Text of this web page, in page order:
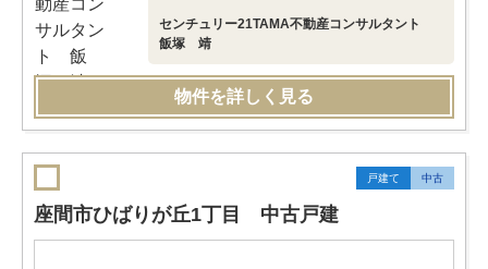
センチュリー21TAMA不動産コンサルタント
飯塚 靖
物件を詳しく見る
戸建て 中古
座間市ひばりが丘1丁目 中古戸建